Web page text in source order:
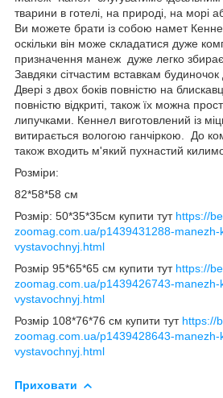
тварини в готелі, на природі, на морі
Ви можете брати із собою намет
оскільки він може складатися дуже
призначення манеж дуже легко
Завдяки сітчастим вставкам
Двері з двох боків повністю на
повністю відкриті, також їх можна
липучками. Кеннел виготовлений із
витирається вологою ганчіркою. До
також входить м'який пухнастий
Розміри:
82*58*58 см
Розмір: 50*35*35см купити тут https://
zoomag.com.ua/p1439431288-manezh-
vystavochnyj.html
Розмір 95*65*65 см купити тут https://
zoomag.com.ua/p1439426743-manezh-
vystavochnyj.html
Розмір 108*76*76 см купити тут https://
zoomag.com.ua/p1439428643-manezh-
vystavochnyj.html
Приховати